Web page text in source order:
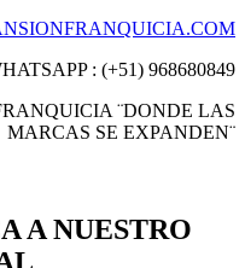
: (+51) 968680849
¨DONDE LAS
MARCAS SE EXPANDEN¨
A NUESTRO